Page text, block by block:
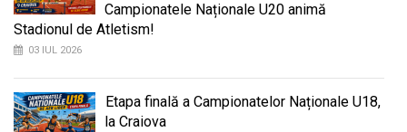
Campionatele Naționale U20 animă
Stadionul de Atletism!
03 IUL 2026
Etapa finală a Campionatelor Naționale U18,
la Craiova